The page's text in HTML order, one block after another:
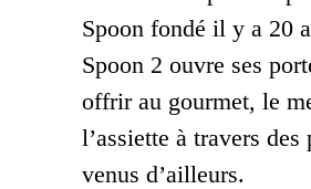
Spoon fondé il y a 20
Spoon 2 ouvre ses
offrir au gourmet, le
l’assiette à travers des
venus d’ailleurs.